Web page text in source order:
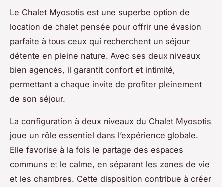
Le Chalet Myosotis est une superbe option de
location de chalet pensée pour offrir une évasion
parfaite à tous ceux qui recherchent un séjour
détente en pleine nature. Avec ses deux niveaux
bien agencés, il garantit confort et intimité,
permettant à chaque invité de profiter pleinement
de son séjour.
La configuration à deux niveaux du Chalet Myosotis
joue un rôle essentiel dans l’expérience globale.
Elle favorise à la fois le partage des espaces
communs et le calme, en séparant les zones de vie
et les chambres. Cette disposition contribue à créer